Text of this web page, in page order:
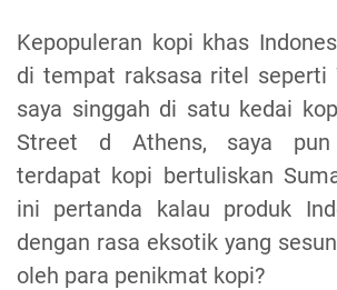
Kepopuleran kopi khas
di tempat raksasa ritel seperti
saya singgah di satu kedai
Street d Athens, saya pun
terdapat kopi bertuliskan
ini pertanda kalau produk
dengan rasa eksotik yang
oleh para penikmat kopi?